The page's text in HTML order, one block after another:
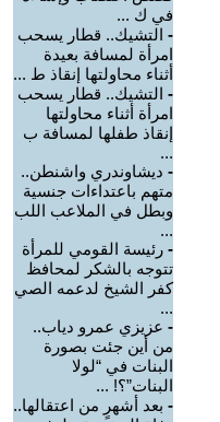
في ك ...
- التشيك.. قطار يسحب
امرأة لمسافة بعيدة
أثناء محاولتها إنقاذ ط ...
- التشيك.. قطار يسحب
امرأة أثناء محاولتها
إنقاذ طفلها لمسافة ب
...
- ديشاوندري واشنطن..
متهم باعتداءات جنسية
وبطل في الملاعب اللب
...
- رئيسة القومي للمرأة
تتوجه بالشكر لمحافظ
كفر الشيخ لدعمه الصي
...
- عزيزي عمرو دياب..
من أين جئت بصورة
البنات في “لولا
البنات”؟! ...
- بعد أشهرٍ من اعتقالها..